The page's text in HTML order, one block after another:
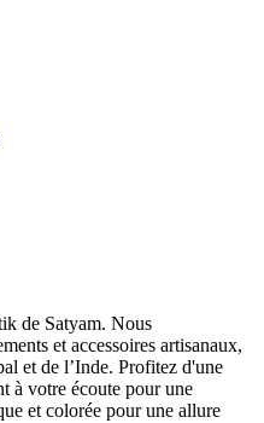
de Satyam. Nous
et accessoires artisanaux,
et de l’Inde. Profitez d'une
à votre écoute pour une
et colorée pour une allure